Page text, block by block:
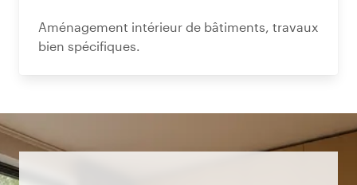
Aménagement intérieur de bâtiments, travaux
bien spécifiques.